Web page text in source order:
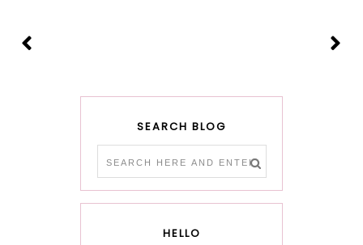
SEARCH BLOG
HELLO